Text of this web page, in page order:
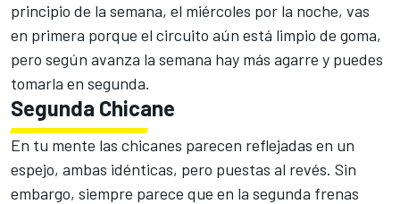
principio de la semana, el miércoles por la noche, vas
en primera porque el circuito aún está limpio de goma,
pero según avanza la semana hay más agarre y puedes
tomarla en segunda.
Segunda Chicane
En tu mente las chicanes parecen reflejadas en un
espejo, ambas idénticas, pero puestas al revés. Sin
embargo, siempre parece que en la segunda frenas